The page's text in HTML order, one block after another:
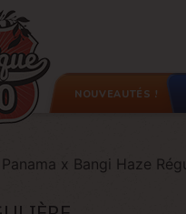
NOUVEAUTÉS !
Panama x Bangi Haze